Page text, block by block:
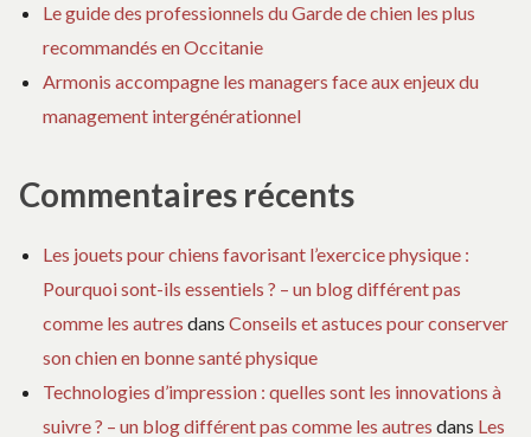
Le guide des professionnels du Garde de chien les plus
recommandés en Occitanie
Armonis accompagne les managers face aux enjeux du
management intergénérationnel
Commentaires récents
Les jouets pour chiens favorisant l’exercice physique :
Pourquoi sont-ils essentiels ? – un blog différent pas
comme les autres dans Conseils et astuces pour conserver
son chien en bonne santé physique
Technologies d’impression : quelles sont les innovations à
suivre ? – un blog différent pas comme les autres dans Les